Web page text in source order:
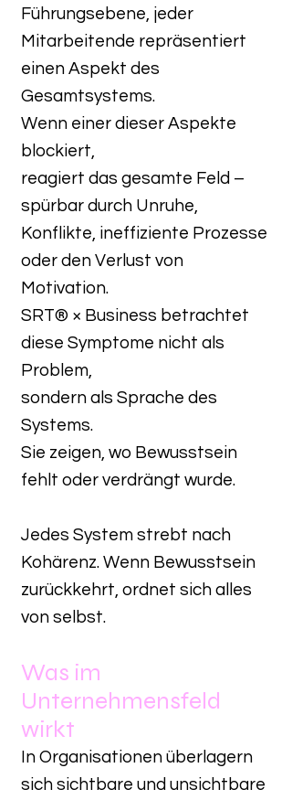
Führungsebene, jeder
Mitarbeitende repräsentiert
einen Aspekt des
Gesamtsystems.
Wenn einer dieser Aspekte
blockiert,
reagiert das gesamte Feld –
spürbar durch Unruhe,
Konflikte, ineffiziente Prozesse
oder den Verlust von
Motivation.
SRT® × Business betrachtet
diese Symptome nicht als
Problem,
sondern als Sprache des
Systems.
Sie zeigen, wo Bewusstsein
fehlt oder verdrängt wurde.
Jedes System strebt nach
Kohärenz. Wenn Bewusstsein
zurückkehrt, ordnet sich alles
von selbst.
Was im
Unternehmensfeld
wirkt
In Organisationen überlagern
sich sichtbare und unsichtbare